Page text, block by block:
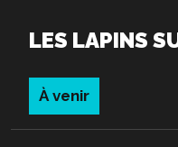
LES LAPINS
À venir
S